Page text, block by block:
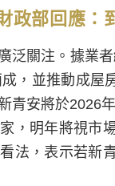
政部回應：
泛關注。據業
，並推動成屋
青安將於2026
，明年將視市
法，表示若新